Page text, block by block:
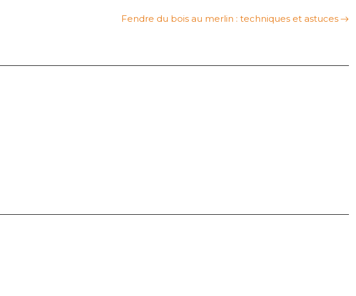
Fendre du bois au merlin : techniques et astuces